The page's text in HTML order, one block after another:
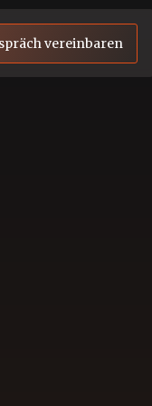
vereinbaren